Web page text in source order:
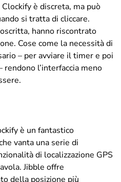
è discreta, ma può
si tratta di cliccare.
hanno riscontrato
Cose come la necessità di
– per avviare il timer e poi
l’interfaccia meno
è un fantastico
vanta una serie di
di localizzazione GPS
Jibble offre
della posizione più